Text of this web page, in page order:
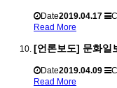
Date2019.04.17
Read More
[언론보도] 문화일
Date2019.04.09
Read More